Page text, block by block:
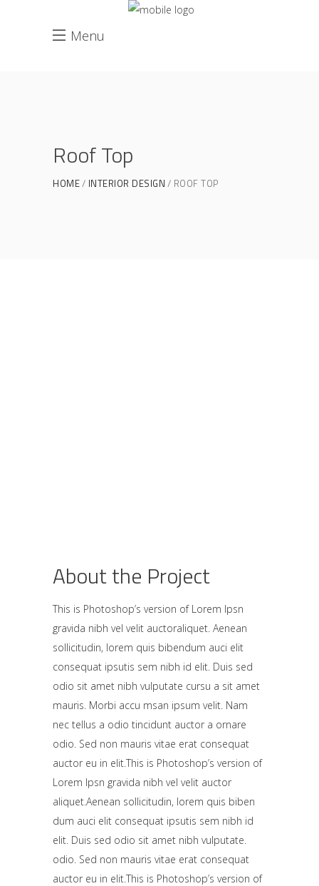
Menu
Roof Top
HOME INTERIOR DESIGN ROOF TOP
About the Project
This is Photoshop’s version of Lorem Ipsn
gravida nibh vel velit auctoraliquet. Aenean
sollicitudin, lorem quis bibendum auci elit
consequat ipsutis sem nibh id elit. Duis sed
odio sit amet nibh vulputate cursu a sit amet
mauris. Morbi accu msan ipsum velit. Nam
nec tellus a odio tincidunt auctor a ornare
odio. Sed non mauris vitae erat consequat
auctor eu in elit.This is Photoshop’s version of
Lorem Ipsn gravida nibh vel velit auctor
aliquet.Aenean sollicitudin, lorem quis biben
dum auci elit consequat ipsutis sem nibh id
elit. Duis sed odio sit amet nibh vulputate.
odio. Sed non mauris vitae erat consequat
auctor eu in elit.This is Photoshop’s version of